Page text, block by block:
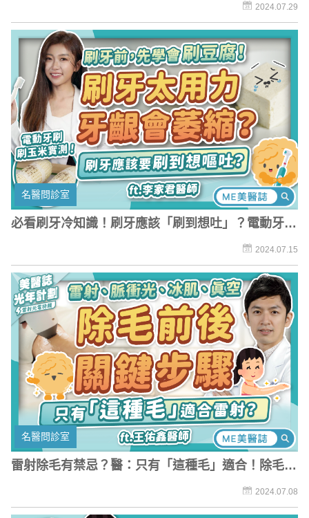
2024.07.29
名醫問診室
必看刷牙冷知識！刷牙應該「刷到想吐」？電動牙刷
2024.07.15
名醫問診室
雷射除毛有禁忌？醫：只有「這種毛」適合！除毛前
2024.07.08